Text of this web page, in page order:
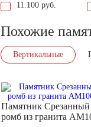
11.100 руб.
Похожие
Вертикальные
Памятник Срезанный
ромб из гранита